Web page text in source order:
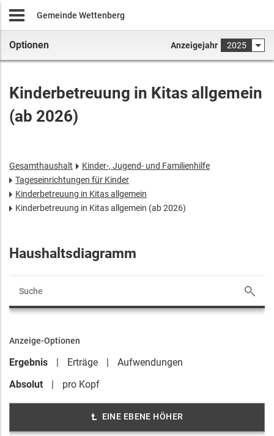
Gemeinde Wettenberg
Optionen Anzeigejahr 2025
Kinderbetreuung in Kitas allgemein
(ab 2026)
Gesamthaushalt
Kinder-, Jugend- und Familienhilfe
Tageseinrichtungen für Kinder
Kinderbetreuung in Kitas allgemein
Kinderbetreuung in Kitas allgemein (ab 2026)
Haushaltsdiagramm
Anzeige-Optionen
Ergebnis Erträge
Aufwendungen
Absolut
pro Kopf
EINE EBENE HÖHER